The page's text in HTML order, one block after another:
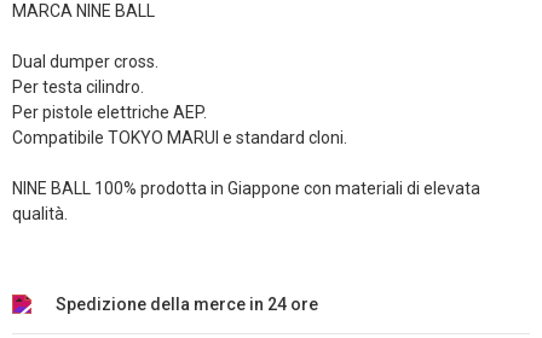
MARCA NINE BALL
Dual dumper cross.
Per testa cilindro.
Per pistole elettriche AEP.
Compatibile TOKYO MARUI e standard cloni.
NINE BALL 100% prodotta in Giappone con materiali di elevata
qualità.
Spedizione della merce in 24 ore